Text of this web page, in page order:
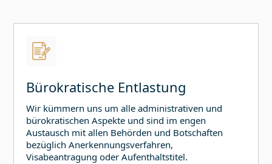
Bürokratische Entlastung
Wir kümmern uns um alle administrativen und
bürokratischen Aspekte und sind im engen
Austausch mit allen Behörden und Botschaften
bezüglich Anerkennungsverfahren,
Visabeantragung oder Aufenthaltstitel.